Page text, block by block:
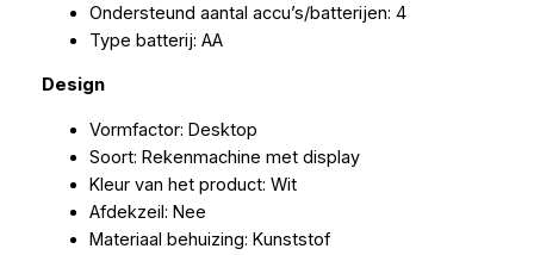
Ondersteund aantal accu’s/batterijen: 4
Type batterij: AA
Design
Vormfactor: Desktop
Soort: Rekenmachine met display
Kleur van het product: Wit
Afdekzeil: Nee
Materiaal behuizing: Kunststof